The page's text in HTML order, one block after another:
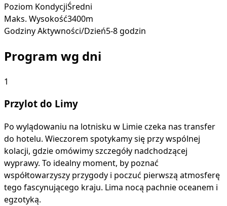
Poziom KondycjiŚredni
Maks. Wysokość3400m
Godziny Aktywności/Dzień5-8 godzin
Program wg dni
1
Przylot do Limy
Po wylądowaniu na lotnisku w Limie czeka nas transfer
do hotelu. Wieczorem spotykamy się przy wspólnej
kolacji, gdzie omówimy szczegóły nadchodzącej
wyprawy. To idealny moment, by poznać
współtowarzyszy przygody i poczuć pierwszą atmosferę
tego fascynującego kraju. Lima nocą pachnie oceanem i
egzotyką.